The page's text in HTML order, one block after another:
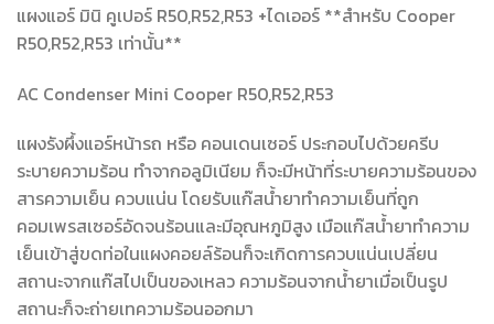
แผงแอร์ มินิ คูเปอร์ R50,R52,R53 +ไดเออร์ **สำหรับ Cooper
R50,R52,R53 เท่านั้น**
AC Condenser Mini Cooper R50,R52,R53
แผงรังผึ้งแอร์หน้ารถ หรือ คอนเดนเซอร์ ประกอบไปด้วยครีบ
ระบายความร้อน ทำจากอลูมิเนียม ก็จะมีหน้าที่ระบายความร้อนของ
สารความเย็น ควบแน่น โดยรับแก๊สน้ำยาทำความเย็นที่ถูก
คอมเพรสเซอร์อัดจนร้อนและมีอุณหภูมิสูง เมือแก๊สน้ำยาทำความ
เย็นเข้าสู่ขดท่อในแผงคอยล์ร้อนก็จะเกิดการควบแน่นเปลี่ยน
สถานะจากแก๊สไปเป็นของเหลว ความร้อนจากน้ำยาเมื่อเป็นรูป
สถานะก็จะถ่ายเทความร้อนออกมา